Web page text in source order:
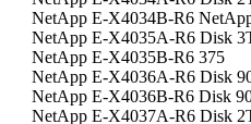
NetApp E-X4034B-R6
NetApp E-X4035A-R6 Disk
NetApp E-X4035B-R6 375
NetApp E-X4036A-R6 Disk
NetApp E-X4036B-R6 Disk
NetApp E-X4037A-R6 Disk